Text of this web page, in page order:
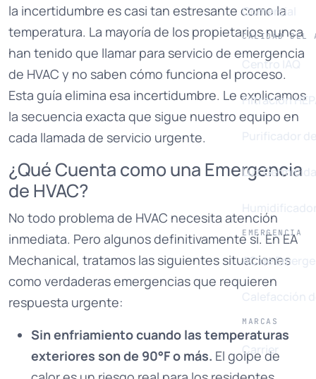
Comercial
CALIDAD DEL
Centro IAQ
Filtración
Purificador
Luz
EMERGENCIA
AC de
Calefacción
MARCAS
Carrier
la incertidumbre es casi tan estresante como la
temperatura. La mayoría de los propietarios nunca
han tenido que llamar para servicio de emergencia
de HVAC y no saben cómo funciona el proceso.
Esta guía elimina esa incertidumbre. Le explicamos
la secuencia exacta que sigue nuestro equipo en
cada llamada de servicio urgente.
¿Qué Cuenta como una Emergencia
de HVAC?
No todo problema de HVAC necesita atención
inmediata. Pero algunos definitivamente sí. En EA
Mechanical, tratamos las siguientes situaciones
como verdaderas emergencias que requieren
respuesta urgente:
Sin enfriamiento cuando las temperaturas
exteriores son de 90°F o más. El golpe de